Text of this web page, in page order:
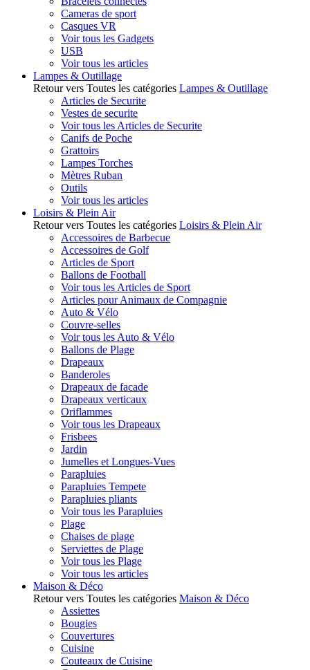
Cameras de sport
Casques VR
Voir tous les Gadgets
USB
Voir tous les articles
Lampes & Outillage
Retour vers Toutes les catégories Lampes & Outillage
Articles de Securite
Vestes de securite
Voir tous les Articles de Securite
Canifs de Poche
Grattoirs
Lampes Torches
Mètres Ruban
Outils
Voir tous les articles
Loisirs & Plein Air
Retour vers Toutes les catégories Loisirs & Plein Air
Accessoires de Barbecue
Accessoires de Golf
Articles de Sport
Ballons de Football
Voir tous les Articles de Sport
Articles pour Animaux de Compagnie
Auto & Vélo
Couvre-selles
Voir tous les Auto & Vélo
Ballons de Plage
Drapeaux
Banderoles
Drapeaux de facade
Drapeaux verticaux
Oriflammes
Voir tous les Drapeaux
Frisbees
Jardin
Jumelles et Longues-Vues
Parapluies
Parapluies Tempete
Parapluies pliants
Voir tous les Parapluies
Plage
Chaises de plage
Serviettes de Plage
Voir tous les Plage
Voir tous les articles
Maison & Déco
Retour vers Toutes les catégories Maison & Déco
Assiettes
Bougies
Couvertures
Cuisine
Couteaux de Cuisine